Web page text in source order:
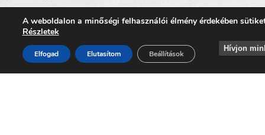
LomtalanításSzerepen–
ideális választás minden
helyzetben
A weboldalon a minőségi felhasználói élmény érdekében
Részletek
Elfogad Elutasítom Beállítások
Hívjon